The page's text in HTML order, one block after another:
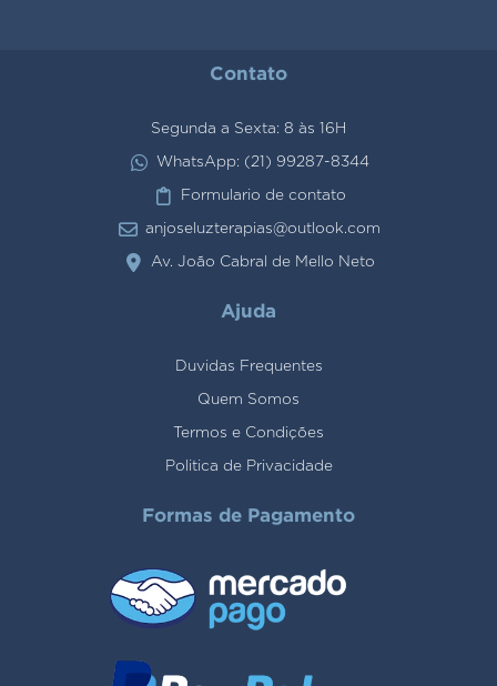
Contato
Segunda a Sexta: 8 às 16H
WhatsApp: (21) 99287-8344
Formulario de contato
anjoseluzterapias@outlook.com
Av. João Cabral de Mello Neto
Ajuda
Duvidas Frequentes
Quem Somos
Termos e Condições
Politica de Privacidade
Formas de Pagamento